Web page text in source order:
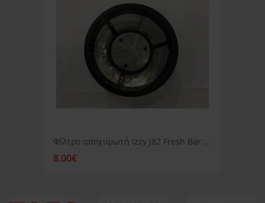
Φίλτρο αποχυμωτή Izzy J82 Fresh Bar 2in1
8.00€